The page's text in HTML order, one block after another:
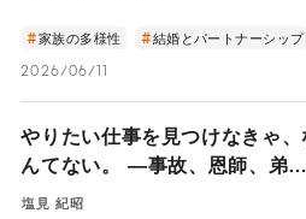
家族の多様性 結婚とパートナーシップ
2026/06/11
やりたい仕事を見つけなきゃ、
んてない。 ―事故、恩師、弟と
の縁。「頼まれごと」から道が
塩見 紀昭